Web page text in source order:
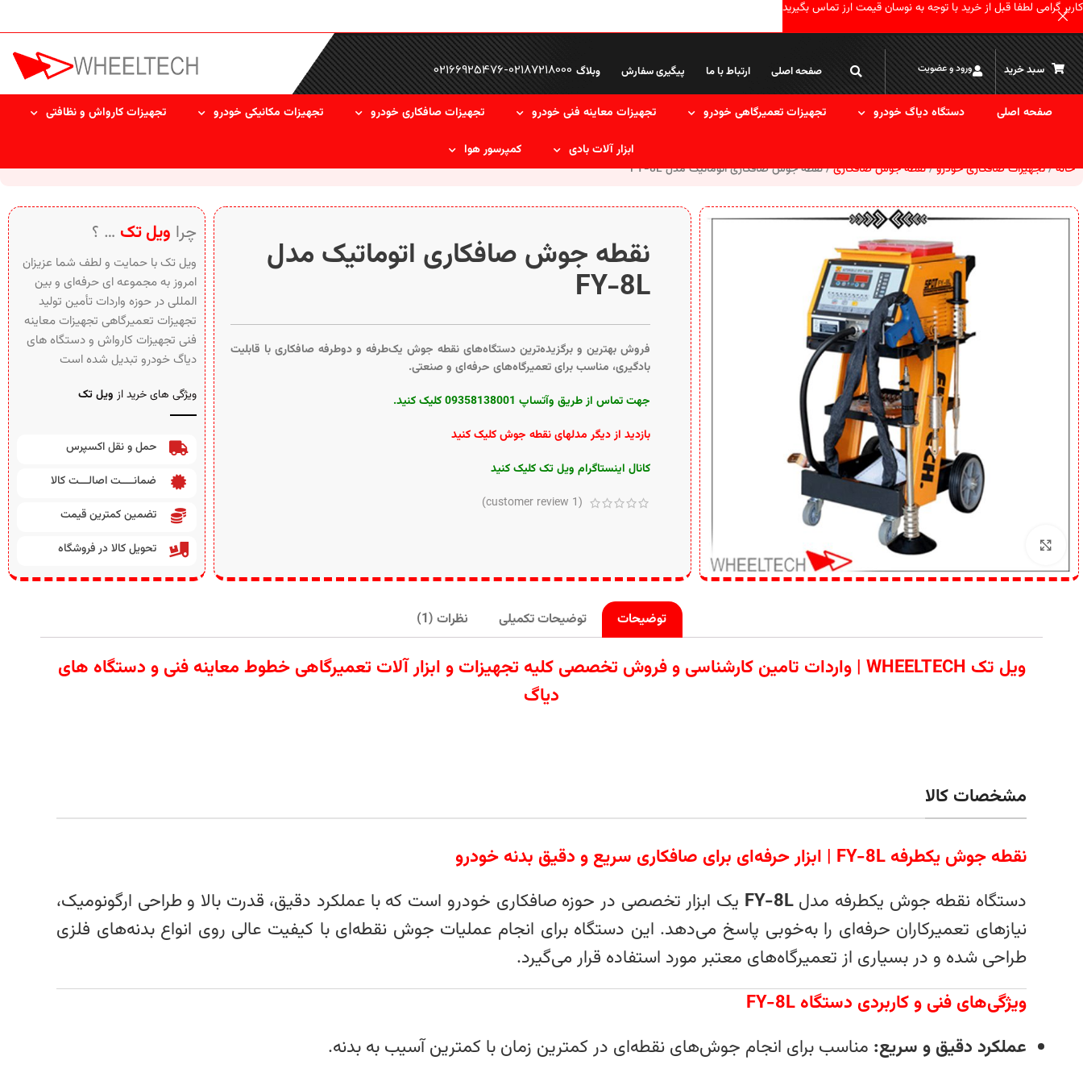
سبد خرید ورود و عضویت صفحه اصلی ارتباط با ما پیگیری سفارش وبلاگ 02166925476-02187218000
صفحه اصلی دستگاه دیاگ خودرو تجهیزات تعمیرگاهی خودرو تجهیزات معاینه فنی خودرو تجهیزات صافکاری خودرو تجهیزات مکانیکی خودرو تجهیزات کارواش و نظافتی
ابزار آلات بادی
کمپرسور هوا
خانه تجهیزات صافکاری خودرو نقطه جوش صافکاری نقطه جوش صافکاری اتوماتیک مدل FY-8L
برای بزرگنمایی کلیک کنید
نقطه جوش صافکاری اتوماتیک مدل
FY-8L
فروش بهترین و برگزیده‌ترین دستگاه‌های نقطه جوش یک‌طرفه و دو‌طرفه صافکاری با قابلیت
بادگیری، مناسب برای تعمیرگاه‌های حرفه‌ای و صنعتی.
جهت تماس از طریق وآتساپ 09358138001 کلیک کنید.
بازدید از دیگر مدلهای نقطه جوش کلیک کنید
کانال اینستاگرام ویل تک کلیک کنید
(
1
چرا ویل تک … ؟
ویل تک با حمایت و لطف شما عزیزان
امروز به مجموعه ای حرفه‌ای و بین‌
المللی در حوزه واردات تأمین تولید
تجهیزات تعمیرگاهی تجهیزات معاینه
فنی تجهیزات کارواش و دستگاه های
دیاگ خودرو تبدیل شده است
ویژگی های خرید از ویل تک
حمل و نقل اکسپرس
ضمانــــت اصالـــت کالا
تضمین کمترین قیمت
تحویل کالا در فروشگاه
توضیحات توضیحات تکمیلی نظرات (1)
ویل تک WHEELTECH | واردات تامین کارشناسی و فروش تخصصی کلیه تجهیزات و ابزار آلات تعمیرگاهی خطوط معاینه فنی و دستگاه های
دیاگ
مشخصات کالا
نقطه جوش یکطرفه FY-8L | ابزار حرفه‌ای برای صافکاری سریع و دقیق بدنه خودرو
دستگاه نقطه جوش یکطرفه مدلFY-8L یک ابزار تخصصی در حوزه صافکاری خودرو است که با عملکرد دقیق، قدرت بالا و طراحی ارگونومیک،
نیازهای تعمیرکاران حرفه‌ای را به‌خوبی پاسخ می‌دهد. این دستگاه برای انجام عملیات جوش نقطه‌ای با کیفیت عالی روی انواع بدنه‌های فلزی
طراحی شده و در بسیاری از تعمیرگاه‌های معتبر مورد استفاده قرار می‌گیرد.
ویژگی‌های فنی و کاربردی دستگاه FY-8L
عملکرد دقیق و سریع: مناسب برای انجام جوش‌های نقطه‌ای در کمترین زمان با کمترین آسیب به بدنه.
کاربر گرامی لطفا قبل از خرید با توجه به نوسان قیمت ارز تماس بگیرید